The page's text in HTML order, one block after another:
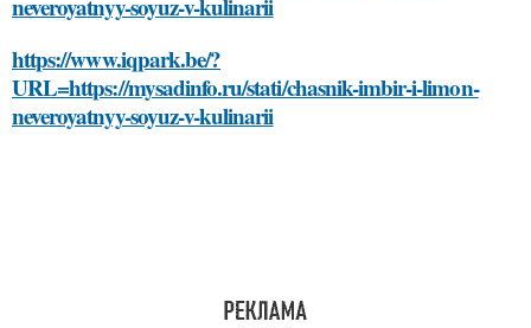
https://www.iqpark.be/?
URL=https://mysadinfo.ru/stati/chasnik-imbir-i-limon-
neveroyatnyy-soyuz-v-kulinarii